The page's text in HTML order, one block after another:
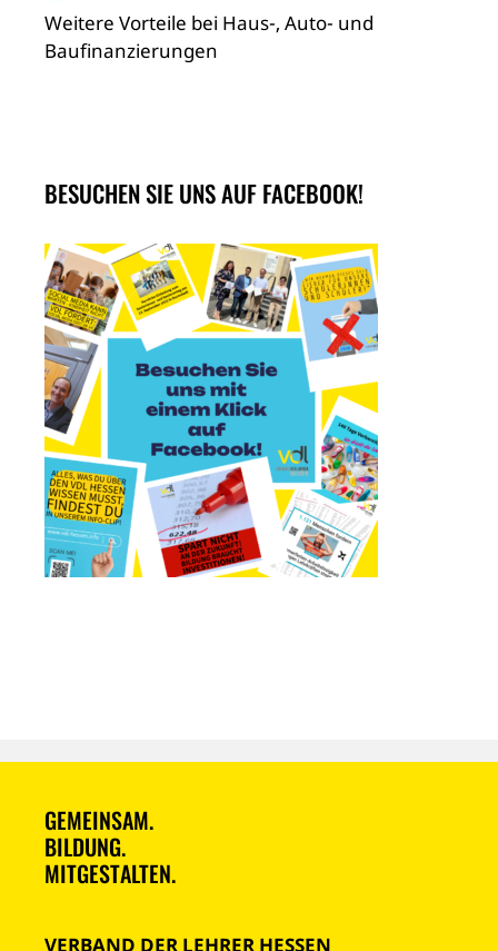
Weitere Vorteile bei Haus-, Auto- und
Baufinanzierungen
BESUCHEN SIE UNS AUF FACEBOOK!
GEMEINSAM.
BILDUNG.
MITGESTALTEN.
VERBAND DER LEHRER HESSEN